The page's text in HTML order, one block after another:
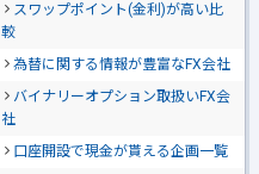
スワップポイント(金利)が高い比
較
為替に関する情報が豊富なFX会社
バイナリーオプション取扱いFX会
社
口座開設で現金が貰える企画一覧